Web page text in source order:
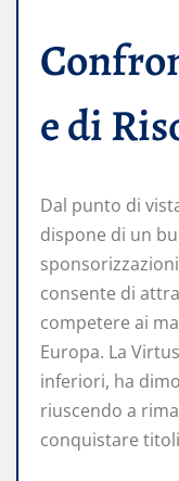
e di
Dal punto di
dispone di un
consente di
competere ai
Europa. La
inferiori, ha
riuscendo a
conquistare